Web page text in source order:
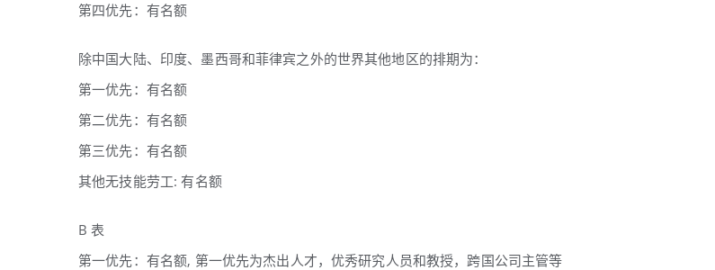
第四优先：有名额
除中国大陆、印度、墨西哥和菲律宾之外的世界其他地区的排期为：
第一优先：有名额
第二优先：有名额
第三优先：有名额
其他无技能劳工: 有名额
B 表
第一优先：有名额, 第一优先为杰出人才，优秀研究人员和教授，跨国公司主管等